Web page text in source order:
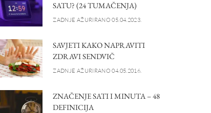
SATU? (24 TUMAČENJA)
ZADNJE AŽURIRANO 05.04.2023.
SAVJETI KAKO NAPRAVITI
ZDRAVI SENDVIČ
ZADNJE AŽURIRANO 04.05.2016.
ZNAČENJE SATI I MINUTA – 48
DEFINICIJA